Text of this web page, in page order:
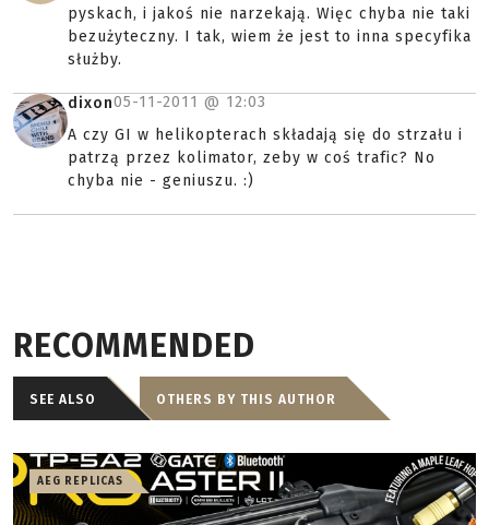
pyskach, i jakoś nie narzekają. Więc chyba nie taki
bezużyteczny. I tak, wiem że jest to inna specyfika
służby.
dixon05-11-2011 @ 12:03
A czy GI w helikopterach składają się do strzału i
patrzą przez kolimator, zeby w coś trafic? No
chyba nie - geniuszu. :)
RECOMMENDED
SEE ALSO OTHERS BY THIS AUTHOR
AEG REPLICAS